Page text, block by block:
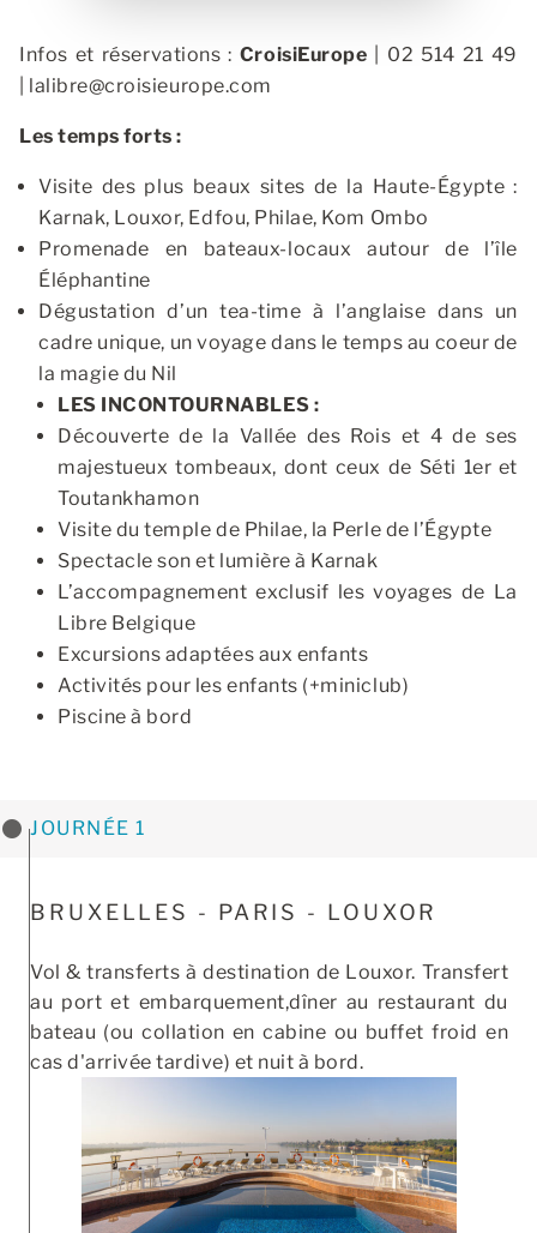
Infos et réservations : CroisiEurope | 02 514 21 49
lalibre@croisieurope.com
Les temps forts :
Visite des plus beaux sites de la Haute-Égypte :
Karnak, Louxor, Edfou, Philae, Kom Ombo
Promenade en bateaux-locaux autour de l’île
Éléphantine
Dégustation d’un tea-time à l’anglaise dans un
cadre unique, un voyage dans le temps au coeur de
la magie du Nil
LES INCONTOURNABLES :
Découverte de la Vallée des Rois et 4 de ses
majestueux tombeaux, dont ceux de Séti 1er et
Toutankhamon
Visite du temple de Philae, la Perle de l’Égypte
Spectacle son et lumière à Karnak
L’accompagnement exclusif les voyages de La
Libre Belgique
Excursions adaptées aux enfants
Activités pour les enfants (+miniclub)
Piscine à bord
JOURNÉE 1
BRUXELLES - PARIS - LOUXOR
Vol & transferts à destination de Louxor. Transfert
au port et embarquement,dîner au restaurant du
bateau (ou collation en cabine ou buffet froid en
cas d'arrivée tardive) et nuit à bord.